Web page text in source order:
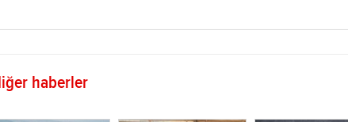
haberler